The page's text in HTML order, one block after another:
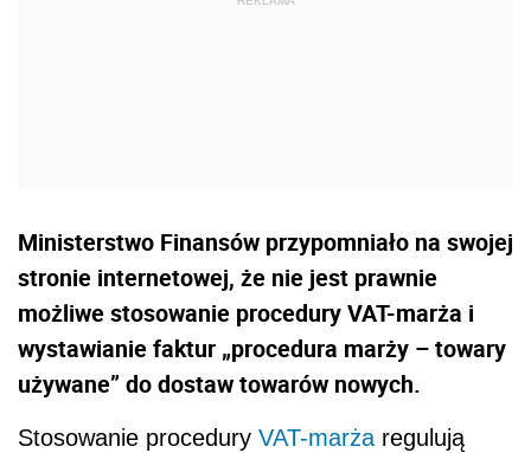
Ministerstwo Finansów przypomniało na swojej
stronie internetowej, że nie jest prawnie
możliwe stosowanie procedury VAT-marża i
wystawianie faktur „procedura marży – towary
używane” do dostaw towarów nowych.
Stosowanie procedury VAT-marżaregulują